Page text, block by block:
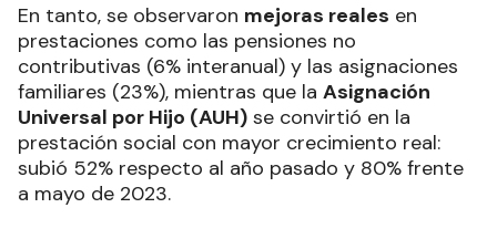
En tanto, se observaron mejoras reales en
prestaciones como las pensiones no
contributivas (6% interanual) y las asignaciones
familiares (23%), mientras que la Asignación
Universal por Hijo (AUH) se convirtió en la
prestación social con mayor crecimiento real:
subió 52% respecto al año pasado y 80% frente
a mayo de 2023.